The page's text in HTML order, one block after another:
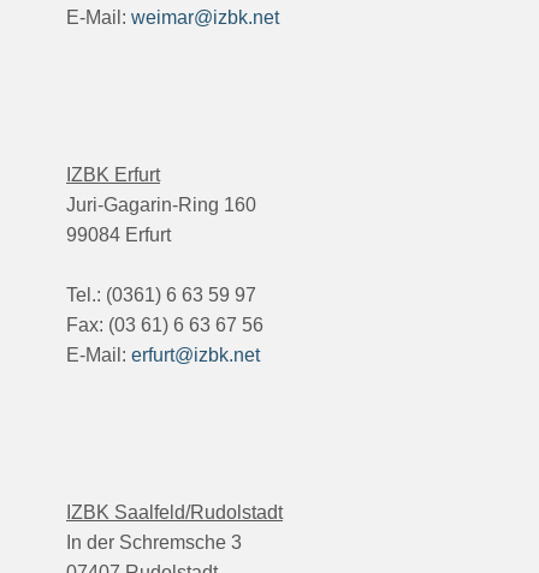
E-Mail: weimar@izbk.net
IZBK Erfurt
Juri-Gagarin-Ring 160
99084 Erfurt
Tel.: (0361) 6 63 59 97
Fax: (03 61) 6 63 67 56
E-Mail: erfurt@izbk.net
IZBK Saalfeld/Rudolstadt
In der Schremsche 3